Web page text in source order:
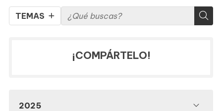
TEMAS
¡COMPÁRTELO!
2025